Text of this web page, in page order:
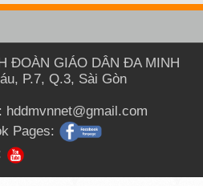
ĐOÀN GIÁO DÂN ĐA MINH
P.7, Q.3, Sài Gòn
Pages: